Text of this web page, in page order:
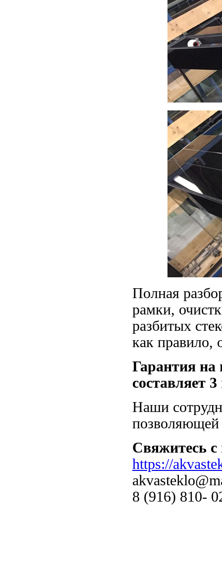
Полная
рамки,
разбитых
как правило,
Гарантия на
составляет 3
Наши
позволяющей
Свяжитесь
https://
8 (916) 810-